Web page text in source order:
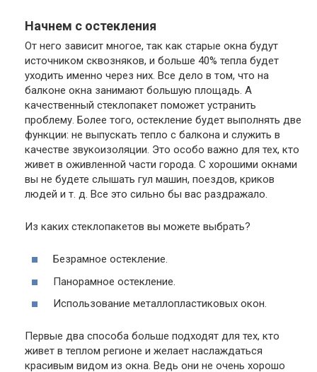
Начнем с остекления
От него зависит многое, так как старые окна будут
источником сквозняков, и больше 40% тепла будет
уходить именно через них. Все дело в том, что на
балконе окна занимают большую площадь. А
качественный стеклопакет поможет устранить
проблему. Более того, остекление будет выполнять две
функции: не выпускать тепло с балкона и служить в
качестве звукоизоляции. Это особо важно для тех, кто
живет в оживленной части города. С хорошими окнами
вы не будете слышать гул машин, поездов, криков
людей и т. д. Все это сильно бы вас раздражало.
Из каких стеклопакетов вы можете выбрать?
Безрамное остекление.
Панорамное остекление.
Использование металлопластиковых окон.
Первые два способа больше подходят для тех, кто
живет в теплом регионе и желает наслаждаться
красивым видом из окна. Ведь они не очень хорошо